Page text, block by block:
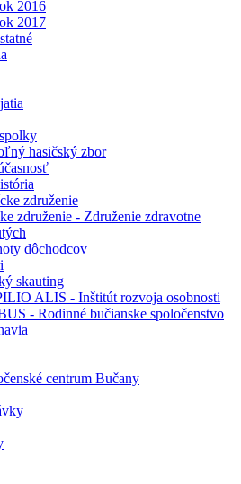
2016
2017
hasičský zbor
združenie
združenie - Združenie zdravotne
dôchodcov
skauting
ALIS - Inštitút rozvoja osobnosti
- Rodinné bučianske spoločenstvo
centrum Bučany